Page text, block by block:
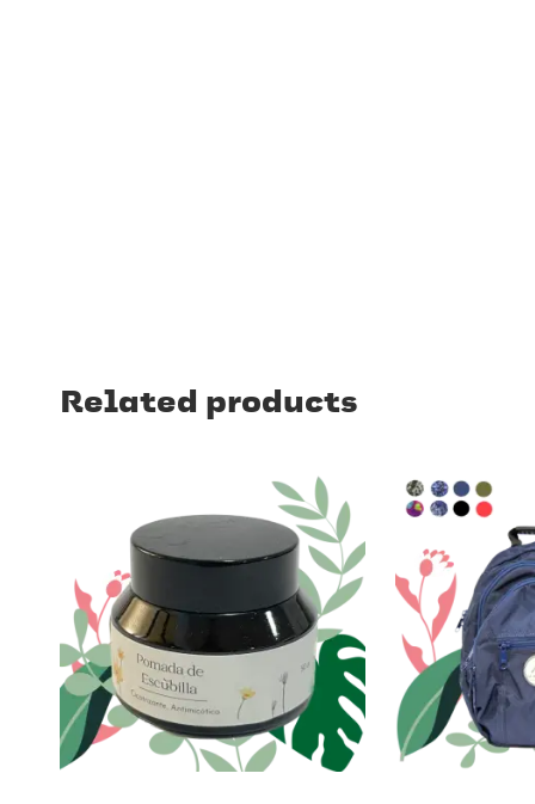
Related products